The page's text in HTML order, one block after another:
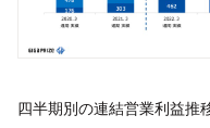
四半期別の連結営業利益推